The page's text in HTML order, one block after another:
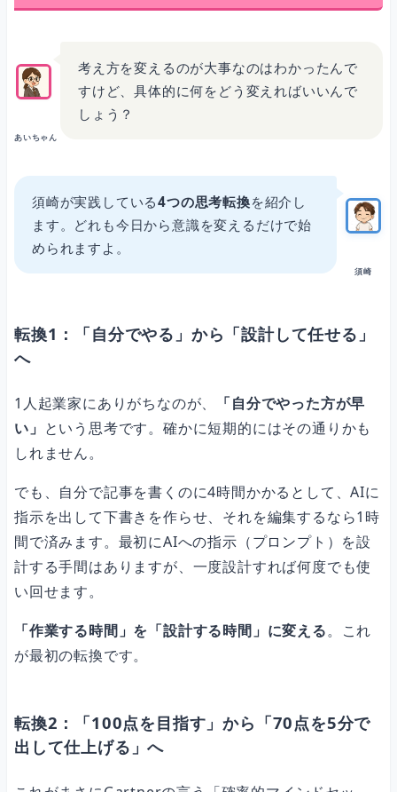
あいちゃん
考え方を変えるのが大事なのはわかったんで
すけど、具体的に何をどう変えればいいんで
しょう？
須崎
須崎が実践している4つの思考転換を紹介し
ます。どれも今日から意識を変えるだけで始
められますよ。
転換1：「自分でやる」から「設計して任せる」
へ
1人起業家にありがちなのが、
「自分でやった方が早
い」 という思考です。確かに短期的にはその通りかも
しれません。
でも、自分で記事を書くのに4時間かかるとして、AIに
指示を出して下書きを作らせ、それを編集するなら1時
間で済みます。最初にAIへの指示（プロンプト）を設
計する手間はありますが、一度設計すれば何度でも使
い回せます。
「作業する時間」を「設計する時間」に変える。これ
が最初の転換です。
転換2：「100点を目指す」から「70点を5分で
出して仕上げる」へ